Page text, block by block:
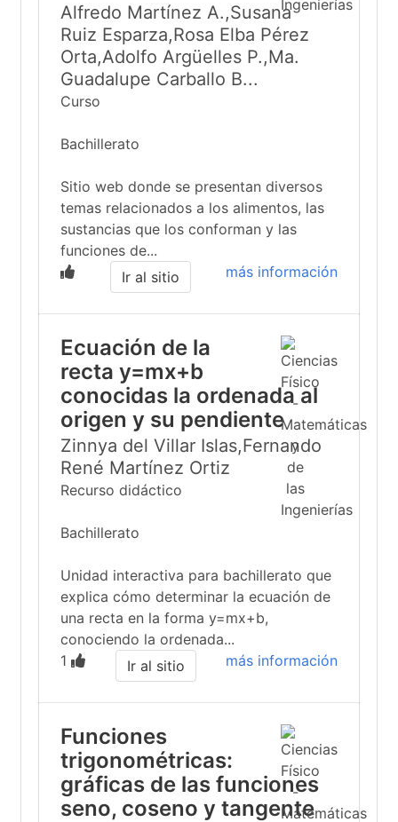
Alfredo Martínez A.,Susana
Ruiz Esparza,Rosa Elba Pérez
Orta,Adolfo Argüelles P.,Ma.
Guadalupe Carballo B...
Curso
Bachillerato
Sitio web donde se presentan diversos
temas relacionados a los alimentos, las
sustancias que los conforman y las
funciones de...
más información
Ir al sitio
Ecuación de la
recta y=mx+b
conocidas la ordenada al
origen y su pendiente
Zinnya del Villar Islas,Fernando
René Martínez Ortiz
Recurso didáctico
Bachillerato
Unidad interactiva para bachillerato que
explica cómo determinar la ecuación de
una recta en la forma y=mx+b,
conociendo la ordenada...
1
más información
Ir al sitio
Funciones
trigonométricas:
gráficas de las funciones
seno, coseno y tangente